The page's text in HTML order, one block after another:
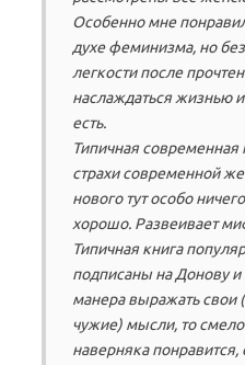
Особенно мне
духе феминизма, но
легкости после
наслаждаться жизнью
есть.
Типичная современная
страхи современной
нового тут особо
хорошо. Развеивает
Типичная книга
подписаны на Донову
манера выражать свои
чужие) мысли, то
наверняка